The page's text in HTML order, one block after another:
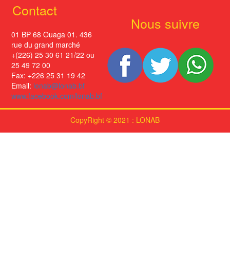
Contact
01 BP 68 Ouaga 01. 436
rue du grand marché
+(226) 25 30 61 21/22 ou
25 49 72 00
Fax: +226 25 31 19 42
Email: lonab@lonab.bf
www.facebook.com/lonab.bf
Nous suivre
CopyRight © 2021 : LONAB